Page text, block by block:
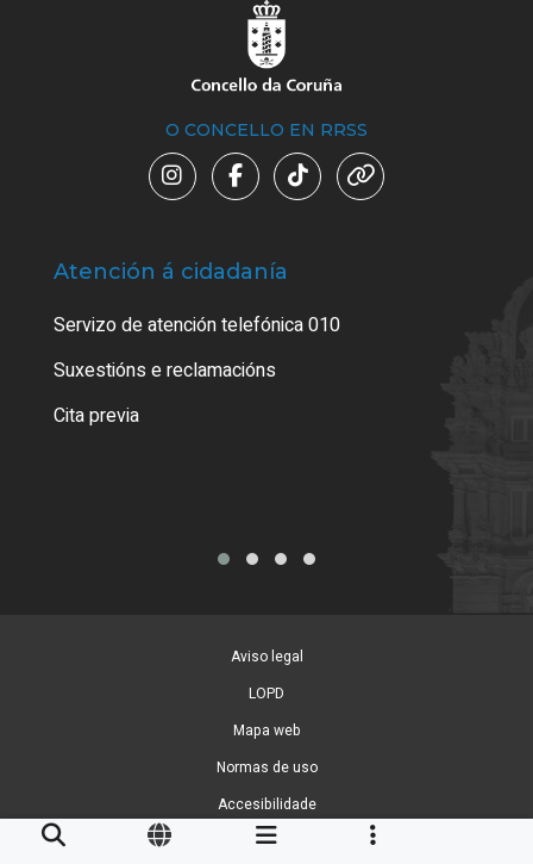
O CONCELLO EN RRSS
Atención á cidadanía
Servizo de atención telefónica 010
Suxestións e reclamacións
Cita previa
Aviso legal
LOPD
Mapa web
Normas de uso
Accesibilidade
Xestión de cookies